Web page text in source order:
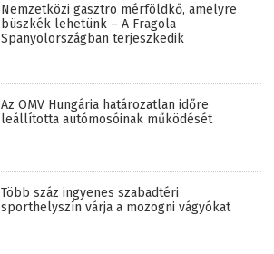
Nemzetközi gasztro mérföldkő, amelyre
büszkék lehetünk – A Fragola
Spanyolországban terjeszkedik
Az OMV Hungária határozatlan időre
leállította autómosóinak működését
Több száz ingyenes szabadtéri
sporthelyszín várja a mozogni vágyókat